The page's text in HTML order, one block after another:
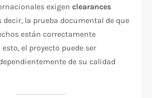
exigenclearances
decir, la prueba documental de que
están correctamente
el proyecto puede ser
de su calidad